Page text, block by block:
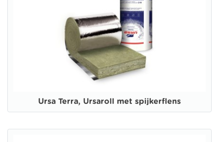
Ursa Terra, Ursaroll met spijkerflens